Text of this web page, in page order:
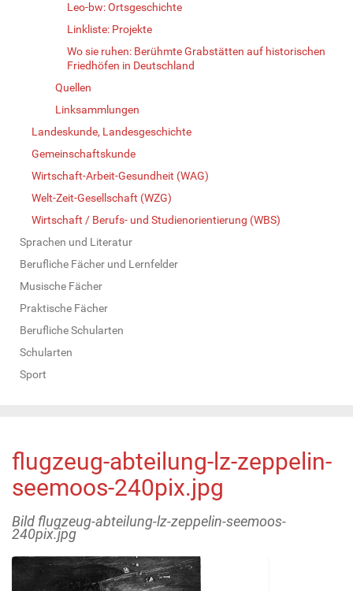
Leo-bw: Ortsgeschichte
Linkliste: Projekte
Wo sie ruhen: Berühmte Grabstätten auf historischen
Friedhöfen in Deutschland
Quellen
Linksammlungen
Landeskunde, Landesgeschichte
Gemeinschaftskunde
Wirtschaft-Arbeit-Gesundheit (WAG)
Welt-Zeit-Gesellschaft (WZG)
Wirtschaft / Berufs- und Studienorientierung (WBS)
Sprachen und Literatur
Berufliche Fächer und Lernfelder
Musische Fächer
Praktische Fächer
Berufliche Schularten
Schularten
Sport
flugzeug-abteilung-lz-zeppelin-
seemoos-240pix.jpg
Bild flugzeug-abteilung-lz-zeppelin-seemoos-
240pix.jpg